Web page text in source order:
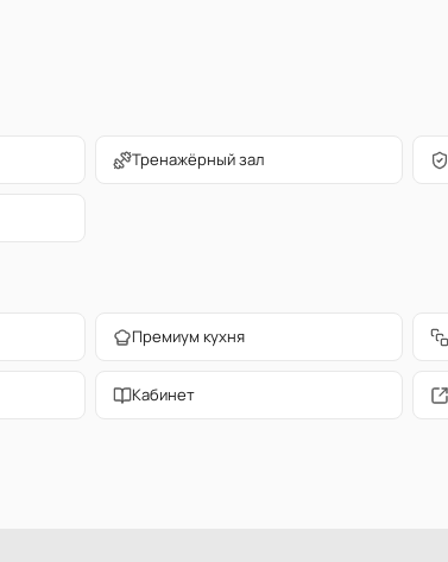
Тренажёрный зал
Премиум кухня
Кабинет